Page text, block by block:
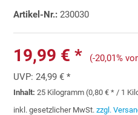
Artikel-Nr.: 230030
19,99 € *
(-20,01%
UVP:24,99 € *
Inhalt:25 Kilogramm (0,80 € * / 1
inkl. gesetzlicher MwSt.zzgl.